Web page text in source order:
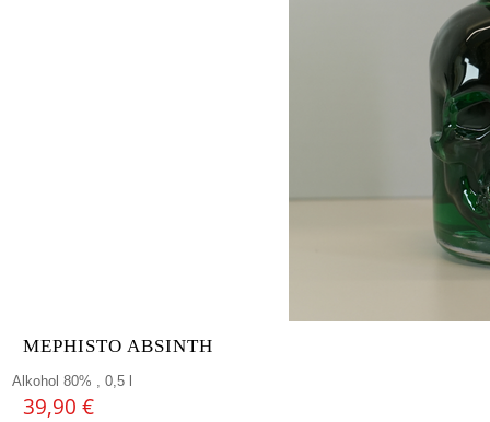
MEPHISTO ABSINTH
Alkohol 80% , 0,5 l
39,90 €